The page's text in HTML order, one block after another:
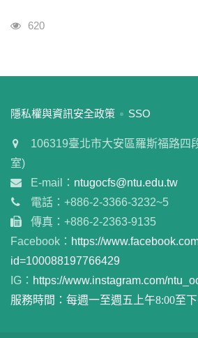
瀏覽人次
620
:::
隱私權與資訊安全政策 SSO
106319臺北市大安區羅斯福路四
室)
E-mail： ntugocfs@ntu.edu.tw
電話：+886-2-3366-3232~5
傳真：+886-2-2363-9135
Facebook： https://
id=100088197766429
IG： https://www.instagram.com/
服務時間：每週一至週五上午8:00至